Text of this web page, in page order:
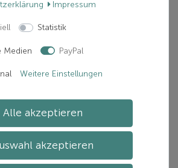
Ausführung wählen
Impressum
Statistik
Medien PayPal
Weitere Einstellungen
Alle akzeptieren
akzeptieren